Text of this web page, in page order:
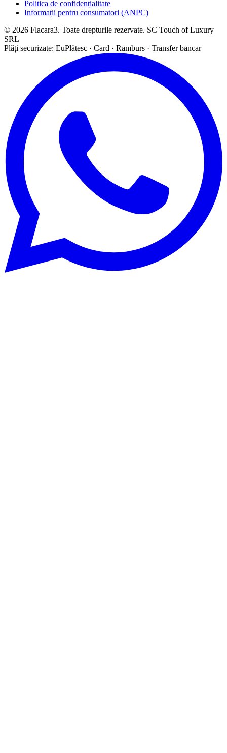
Politica de confidențialitate
Informații pentru consumatori (ANPC)
© 2026 Flacara3. Toate drepturile rezervate. SC Touch of Luxury
SRL
Plăți securizate: EuPlătesc · Card · Ramburs · Transfer bancar